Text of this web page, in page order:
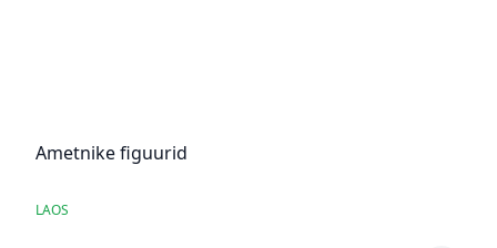
Ametnike figuurid
LAOS